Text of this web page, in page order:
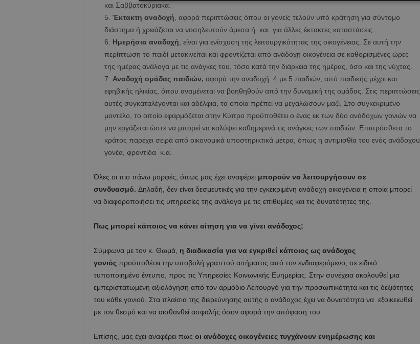
και Σαββατοκύριακα.
Έκτακτη αναδοχή , αφορά περιπτώσεις όπου οι γονείς τελούν υπό κράτηση για σύντομο
διάστημα ή χρειάζεται να νοσηλευτούν άμεσα ή και για άλλες έκτακτες καταστάσεις.
Ημερήσια αναδοχή , είναι για ενίσχυση της λειτουργικότητας της οικογένειας. Σε αυτή την
περίπτωση το παιδί μετακινείται και φροντίζεται από ανάδοχη οικογένεια σε καθορισμένες ώρες
της ημέρας ανάλογα με τις ανάγκες του, τόσο κατά την διάρκεια της ημέρας, όσο και της νύχτας.
Αναδοχή ομάδας παιδιών, αφορά την αναδοχή 4 με 5 παιδιών, από παιδικής μέχρι και
εφηβικής ηλικίας, όπου αναμένεται να βοηθηθούν από την δυναμική της ομάδας. Στις περιπτώσεις
αυτές συγκαταλέγονται και αδέλφια, τα οποία πρέπει να μεγαλώσουν μαζί. Στο συγκεκριμένο
μοντέλο, το οποίο εφαρμόζεται στην Κύπρο προϋποθέτει ο ένας εκ των δύο ανάδοχων γονιών να
μην εργάζεται ώστε να μπορεί να καλύψει καθημερινά τις ανάγκες των παιδιών. Επιπρόσθετα το
κράτος παρέχει σειρά από οικονομικά υποστηρικτικά μέτρα, όπως η αντιμισθία του ενός ανάδοχου
γονέα, φροντίδα κ.α.
Όλες οι πιο πάνω μορφές, όπως μας έχει αναφέρει μπορούν να λειτουργήσουν σε
συνδυασμό. Δηλαδή, δεν είναι δεσμευτικές για την εγκεκριμένη ανάδοχη οικογένεια η οποία μπορεί
να διαφοροποιήσει τις υπηρεσίες της ανάλογα με τις επιθυμίες και τις δυνατότητες της.
Πως μπορεί κάποιος να κάνει αίτηση για να γίνει ανάδοχος;
Σύμφωνα με τον κ. Θωμά, η διαδικασία για να εγκριθεί κάποιος ως ανάδοχος
γονιός προϋποθέτει την υποβολή γραπτού αιτήματος από τον ενδιαφερόμενο, σε ειδικό
τυποποιημένο έντυπο, προς τις Υπηρεσίες Κοινωνικής Ευημερίας. Στην συνέχεια ακολουθεί μια
εμπεριστατωμένη αξιολόγηση από τον αρμόδιο Λειτουργό για την προσωπικότητα και τις δεξιότητες
του κάθε γονιού. Στα πλαίσια της διερεύνησης αυτής ο ανάδοχος έχει να δυνατότητα να εξοικειωθεί
με τον θεσμό και να αισθανθεί ασφαλής όσον αφορά την απόφαση του.
Επίσης, μας έχει αναφέρει πως οι ανάδοχες οικογένειες τυγχάνουν ενημέρωσης και